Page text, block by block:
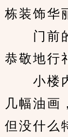
栋装饰华
门前的
恭敬地行
小楼内
几幅油画
但没什么